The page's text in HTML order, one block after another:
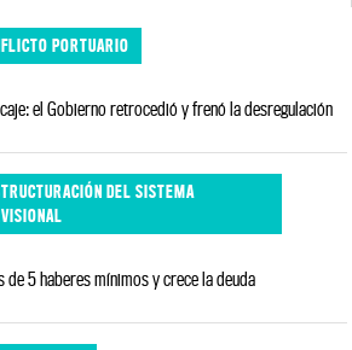
PORTUARIO
el Gobierno retrocedió y frenó la desregulación
DEL SISTEMA
5 haberes mínimos y crece la deuda